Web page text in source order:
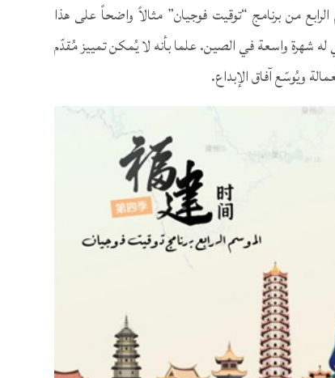
من برنامج “توقيت فوجيان” مثالاً واضحاً على هذا
له شهرة واسعة في الصين. علما بأنه لا يُمكن تمييز مُقدّم
ويُوسّع آفاق الإبداع.